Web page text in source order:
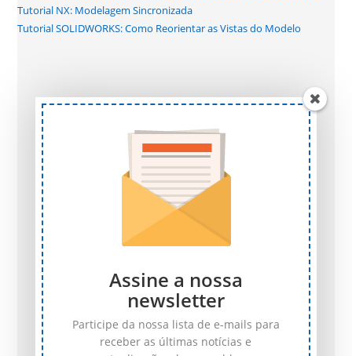
Tutorial NX: Modelagem Sincronizada
Tutorial SOLIDWORKS: Como Reorientar as Vistas do Modelo
Assine a nossa
newsletter
Participe da nossa lista de e-mails para
receber as últimas notícias e